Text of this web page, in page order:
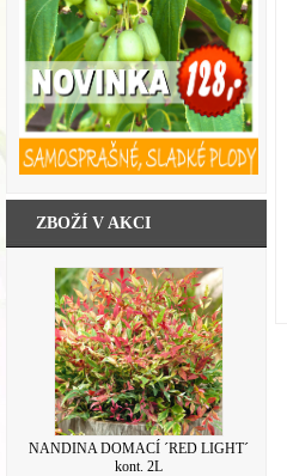
ZBOŽÍ V AKCI
NANDINA DOMACÍ ´RED LIGHT´
kont. 2L